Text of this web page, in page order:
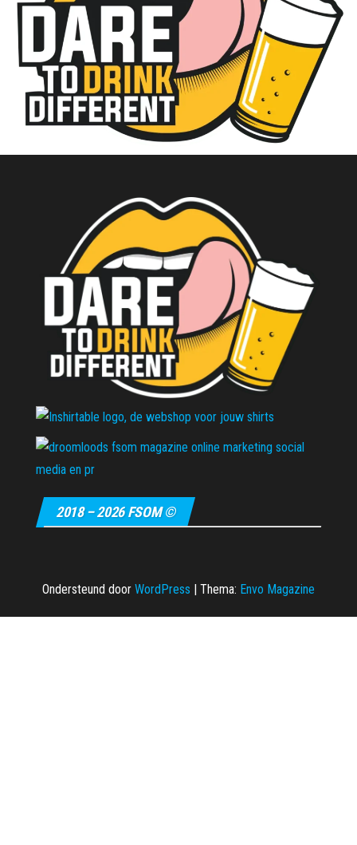
2018 – 2026 FSOM ©
Ondersteund door WordPress | Thema: Envo Magazine